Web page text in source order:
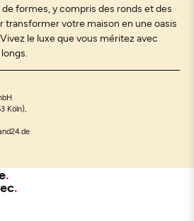
formes, y compris des ronds et des
transformer votre maison en une oasis
le luxe que vous méritez avec
Köln),